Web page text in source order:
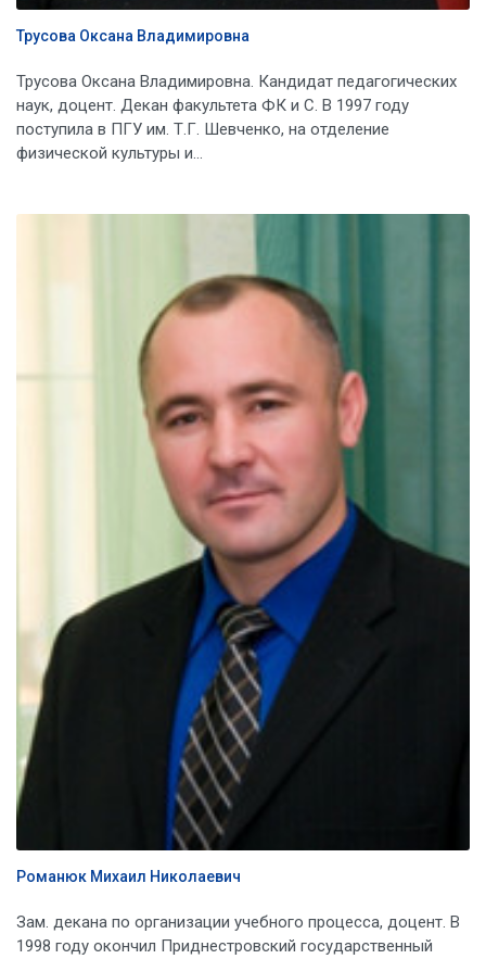
Трусова Оксана Владимировна
Трусова Оксана Владимировна. Кандидат педагогических
наук, доцент. Декан факультета ФК и С. В 1997 году
поступила в ПГУ им. Т.Г. Шевченко, на отделение
физической культуры и...
Романюк Михаил Николаевич
Зам. декана по организации учебного процесса, доцент. В
1998 году окончил Приднестровский государственный